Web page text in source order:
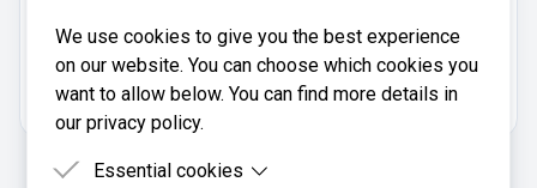
Få tilbud
We use cookies to give you the best experience
on our website. You can choose which cookies you
want to allow below. You can find more details in
our privacy policy.
Essential cookies